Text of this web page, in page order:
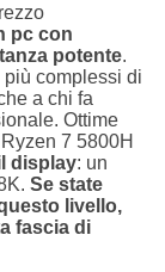
pc con
potente.
complessi di
a chi fa
Ottime
7 5800H
display: un
Se state
livello,
fascia di